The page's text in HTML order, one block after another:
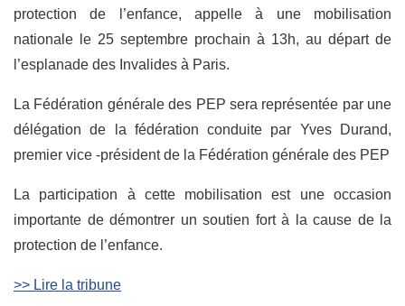
protection de l’enfance, appelle à une mobilisation
nationale le 25 septembre prochain à 13h, au départ de
l’esplanade des Invalides à Paris.
La Fédération générale des PEP sera représentée par une
délégation de la fédération conduite par Yves Durand,
premier vice -président de la Fédération générale des PEP
La participation à cette mobilisation est une occasion
importante de démontrer un soutien fort à la cause de la
protection de l’enfance.
>> Lire la tribune